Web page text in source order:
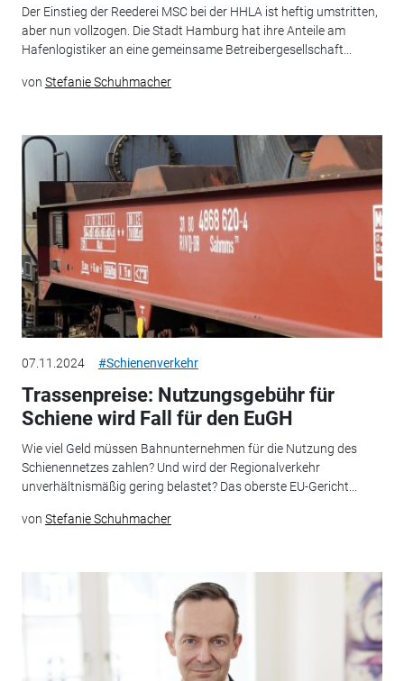
Der Einstieg der Reederei MSC bei der HHLA ist heftig umstritten,
aber nun vollzogen. Die Stadt Hamburg hat ihre Anteile am
Hafenlogistiker an eine gemeinsame Betreibergesellschaft...
von Stefanie Schuhmacher
07.11.2024 #Schienenverkehr
Trassenpreise: Nutzungsgebühr für
Schiene wird Fall für den EuGH
Wie viel Geld müssen Bahnunternehmen für die Nutzung des
Schienennetzes zahlen? Und wird der Regionalverkehr
unverhältnismäßig gering belastet? Das oberste EU-Gericht...
von Stefanie Schuhmacher